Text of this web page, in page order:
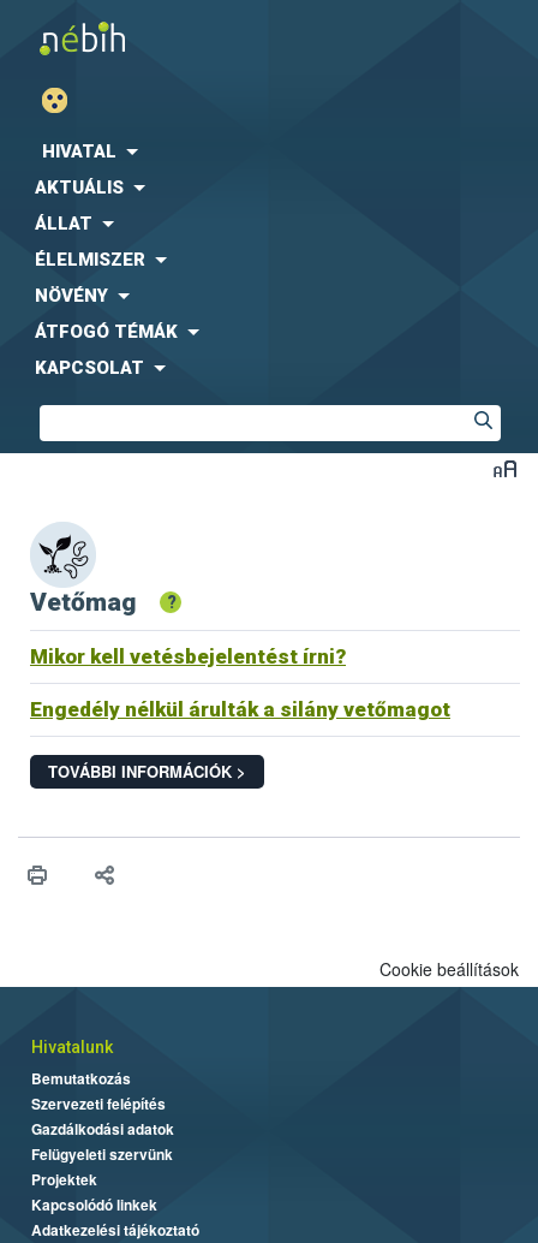
HIVATAL
AKTUÁLIS
ÁLLAT
ÉLELMISZER
NÖVÉNY
ÁTFOGÓ TÉMÁK
KAPCSOLAT
Vetőmag ?
Mikor kell vetésbejelentést írni?
Engedély nélkül árulták a silány vetőmagot
TOVÁBBI INFORMÁCIÓK >
Cookie beállítások
Hivatalunk
Bemutatkozás
Szervezeti felépítés
Gazdálkodási adatok
Felügyeleti szervünk
Projektek
Kapcsolódó linkek
Adatkezelési tájékoztató